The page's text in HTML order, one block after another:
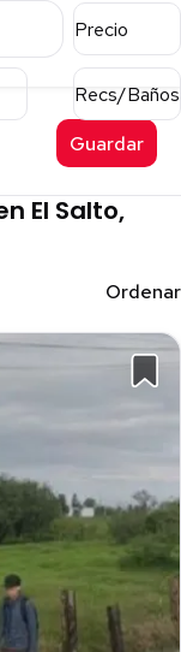
Precio
Recs/Baños
Guardar
El Salto,
Ordenar